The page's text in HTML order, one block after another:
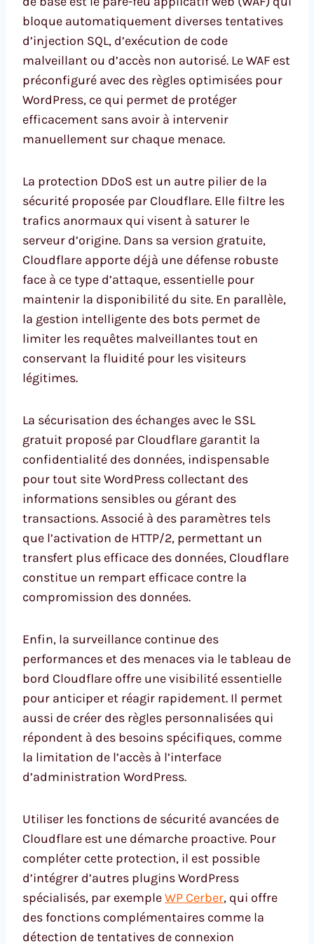
bloque automatiquement diverses tentatives
d’injection SQL, d’exécution de code
malveillant ou d’accès non autorisé. Le WAF est
préconfiguré avec des règles optimisées pour
WordPress, ce qui permet de protéger
efficacement sans avoir à intervenir
manuellement sur chaque menace.
La protection DDoS est un autre pilier de la
sécurité proposée par Cloudflare. Elle filtre les
trafics anormaux qui visent à saturer le
serveur d’origine. Dans sa version gratuite,
Cloudflare apporte déjà une défense robuste
face à ce type d’attaque, essentielle pour
maintenir la disponibilité du site. En parallèle,
la gestion intelligente des bots permet de
limiter les requêtes malveillantes tout en
conservant la fluidité pour les visiteurs
légitimes.
La sécurisation des échanges avec le SSL
gratuit proposé par Cloudflare garantit la
confidentialité des données, indispensable
pour tout site WordPress collectant des
informations sensibles ou gérant des
transactions. Associé à des paramètres tels
que l’activation de HTTP/2, permettant un
transfert plus efficace des données, Cloudflare
constitue un rempart efficace contre la
compromission des données.
Enfin, la surveillance continue des
performances et des menaces via le tableau de
bord Cloudflare offre une visibilité essentielle
pour anticiper et réagir rapidement. Il permet
aussi de créer des règles personnalisées qui
répondent à des besoins spécifiques, comme
la limitation de l’accès à l’interface
d’administration WordPress.
Utiliser les fonctions de sécurité avancées de
Cloudflare est une démarche proactive. Pour
compléter cette protection, il est possible
d’intégrer d’autres plugins WordPress
spécialisés, par exempleWP Cerber, qui offre
des fonctions complémentaires comme la
détection de tentatives de connexion